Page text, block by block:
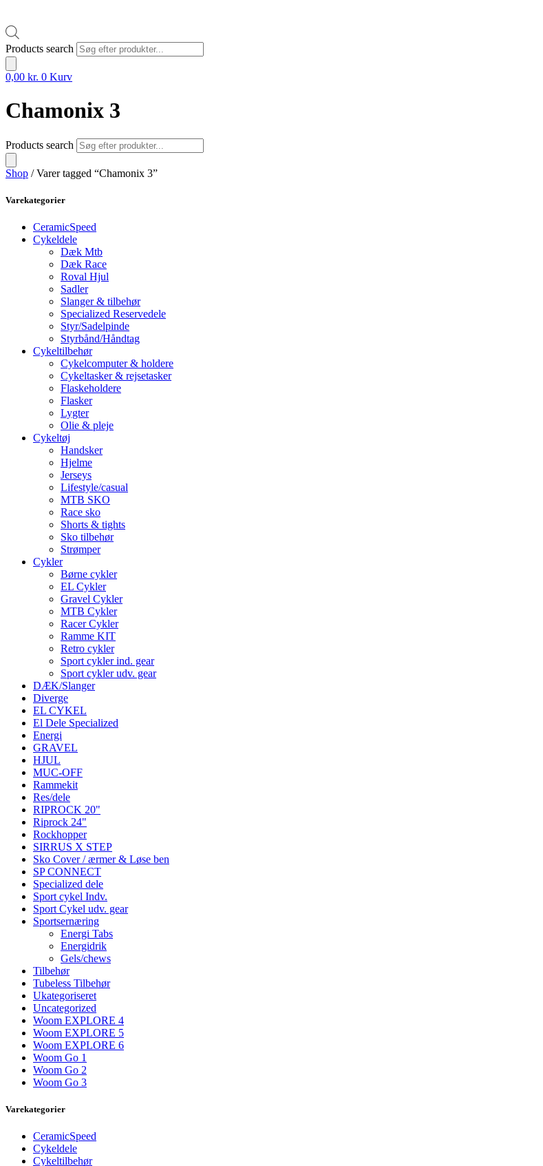
Products search
0,00 kr. 0 Kurv
Chamonix 3
Products search
Shop / Varer tagged “Chamonix 3”
Varekategorier
CeramicSpeed
Cykeldele
Dæk Mtb
Dæk Race
Roval Hjul
Sadler
Slanger & tilbehør
Specialized Reservedele
Styr/Sadelpinde
Styrbånd/Håndtag
Cykeltilbehør
Cykelcomputer & holdere
Cykeltasker & rejsetasker
Flaskeholdere
Flasker
Lygter
Olie & pleje
Cykeltøj
Handsker
Hjelme
Jerseys
Lifestyle/casual
MTB SKO
Race sko
Shorts & tights
Sko tilbehør
Strømper
Cykler
Børne cykler
EL Cykler
Gravel Cykler
MTB Cykler
Racer Cykler
Ramme KIT
Retro cykler
Sport cykler ind. gear
Sport cykler udv. gear
DÆK/Slanger
Diverge
EL CYKEL
El Dele Specialized
Energi
GRAVEL
HJUL
MUC-OFF
Rammekit
Res/dele
RIPROCK 20"
Riprock 24"
Rockhopper
SIRRUS X STEP
Sko Cover / ærmer & Løse ben
SP CONNECT
Specialized dele
Sport cykel Indv.
Sport Cykel udv. gear
Sportsernæring
Energi Tabs
Energidrik
Gels/chews
Tilbehør
Tubeless Tilbehør
Ukategoriseret
Uncategorized
Woom EXPLORE 4
Woom EXPLORE 5
Woom EXPLORE 6
Woom Go 1
Woom Go 2
Woom Go 3
Varekategorier
CeramicSpeed
Cykeldele
Cykeltilbehør